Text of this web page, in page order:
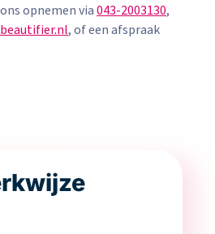
opnemen via043-2003130,
, of een afspraak